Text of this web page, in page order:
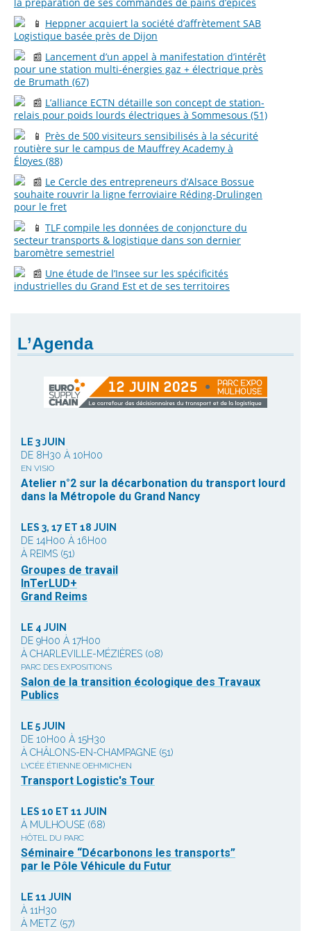
📱 Heppner acquiert la société d’affrètement SAB
Logistique basée près de Dijon
📰 Lancement d’un appel à manifestation d’intérêt
pour une station multi-énergies gaz + électrique près
de Brumath (67)
📰 L’alliance ECTN détaille son concept de station-
relais pour poids lourds électriques à Sommesous (51)
📱 Près de 500 visiteurs sensibilisés à la sécurité
routière sur le campus de Mauffrey Academy à
Éloyes (88)
📰 Le Cercle des entrepreneurs d’Alsace Bossue
souhaite rouvrir la ligne ferroviaire Réding-Drulingen
pour le fret
📱 TLF compile les données de conjoncture du
secteur transports & logistique dans son dernier
baromètre semestriel
📰 Une étude de l’Insee sur les spécificités
industrielles du Grand Est et de ses territoires
L’Agenda
LE 3 JUIN
DE 8H30 À 10H00
EN VISIO
Atelier n°2 sur la décarbonation du transport lourd
dans la Métropole du Grand Nancy
LES 3, 17 ET 18 JUIN
DE 14H00 À 16H00
À REIMS (51)
Groupes de travail
InTerLUD+
Grand Reims
LE 4 JUIN
DE 9H00 À 17H00
À CHARLEVILLE-MÉZIÈRES (08)
PARC DES EXPOSITIONS
Salon de la transition écologique des Travaux
Publics
LE 5 JUIN
DE 10H00 À 15H30
À CHÂLONS-EN-CHAMPAGNE (51)
LYCÉE ÉTIENNE OEHMICHEN
Transport Logistic's Tour
LES 10 ET 11 JUIN
À MULHOUSE (68)
HÔTEL DU PARC
Séminaire “Décarbonons les transports”
par le Pôle Véhicule du Futur
LE 11 JUIN
À 11H30
À METZ (57)